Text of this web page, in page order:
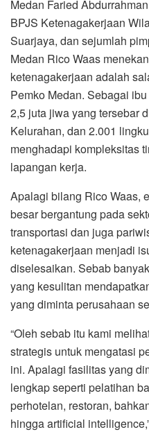
Medan Faried
BPJS Ketenagakerjaan
Suarjaya, dan sejumlah
Medan Rico Waas
ketenagakerjaan adalah
Pemko Medan. Sebagai
2,5 juta jiwa yang tersebar
Kelurahan, dan 2.001
menghadapi kompleksitas
lapangan kerja.
Apalagi bilang Rico Waas,
besar bergantung pada
transportasi dan juga
ketenagakerjaan menjadi
diselesaikan. Sebab
yang kesulitan
yang diminta perusahaan
“Oleh sebab itu kami
strategis untuk mengatasi
ini. Apalagi fasilitas yang
lengkap seperti pelatihan
perhotelan, restoran,
hingga artificial